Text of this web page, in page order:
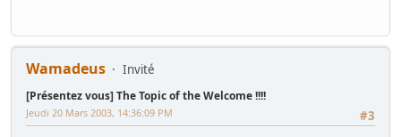
Wamadeus Invité
[Présentez vous] The Topic of the Welcome !!!!
#3
Jeudi 20 Mars 2003, 14:36:09 PM